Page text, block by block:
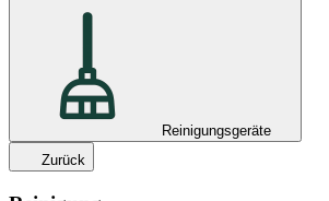
Reinigungsgeräte
Zurück